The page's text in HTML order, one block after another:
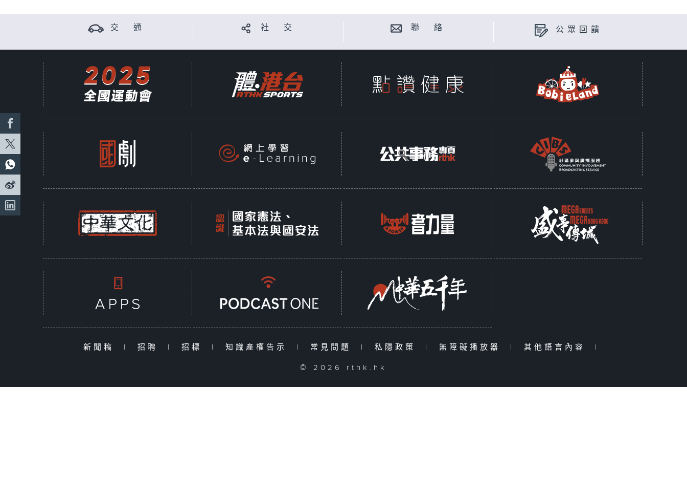
交 通 社 交 聯 絡 公眾回饋
新聞稿 | 招聘 | 招標 | 知識產權告示 | 常見問題 | 私隱政策 | 無障礙播放器 | 其他語言內容 |
© 2026 rthk.hk